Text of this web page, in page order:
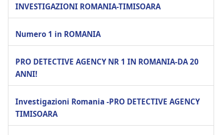
INVESTIGAZIONI ROMANIA-TIMISOARA
Numero 1 in ROMANIA
PRO DETECTIVE AGENCY NR 1 IN ROMANIA-DA 20
ANNI!
Investigazioni Romania -PRO DETECTIVE AGENCY
TIMISOARA